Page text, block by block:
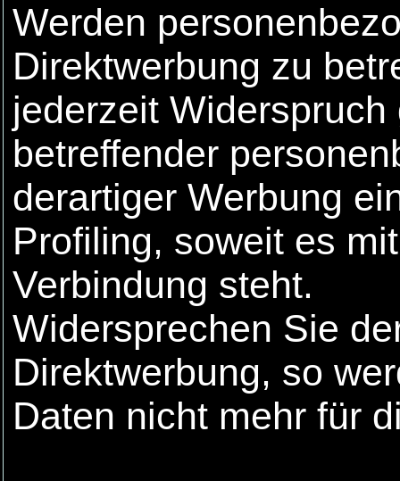
Werden
Direktwerbung zu
jederzeit
betreffender
derartiger Werbung
Profiling, soweit es
Verbindung steht.
Widersprechen Sie
Direktwerbung, so
Daten nicht mehr für